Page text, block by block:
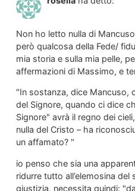
Non ho letto nulla di
però qualcosa della Fede/
mia storia e sulla mia pelle,
affermazioni di Massimo, e
"In sostanza, dice Mancuso,
del Signore, quando ci dice
Signore" avrà il regno dei
nulla del Cristo – ha
un affamato? "
io penso che sia una
ridurre tutto all’elemosina
giustizia, necessita quindi: